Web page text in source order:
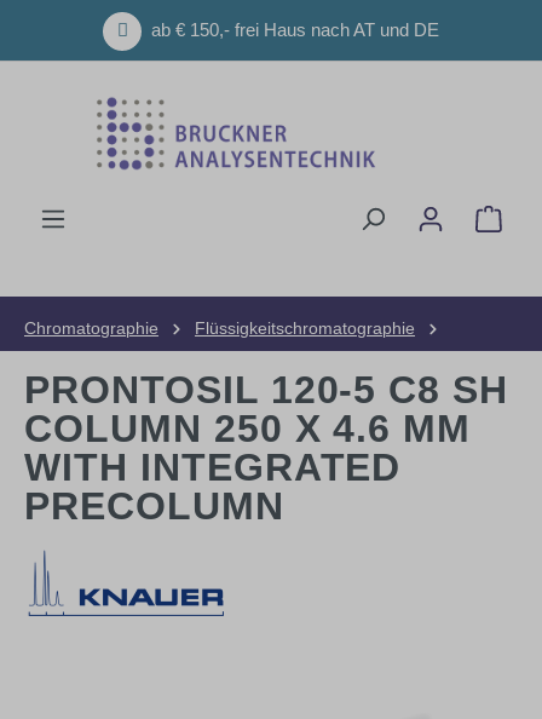
Zum Hauptinhalt springenab € 150,- frei Haus nach AT und DE
Chromatographie
Flüssigkeitschromatographie
PRONTOSIL 120-5 C8 SH
COLUMN 250 X 4.6 MM
WITH INTEGRATED
PRECOLUMN